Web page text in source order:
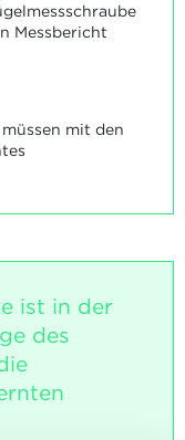
Messbericht
mit den
ist in der
des